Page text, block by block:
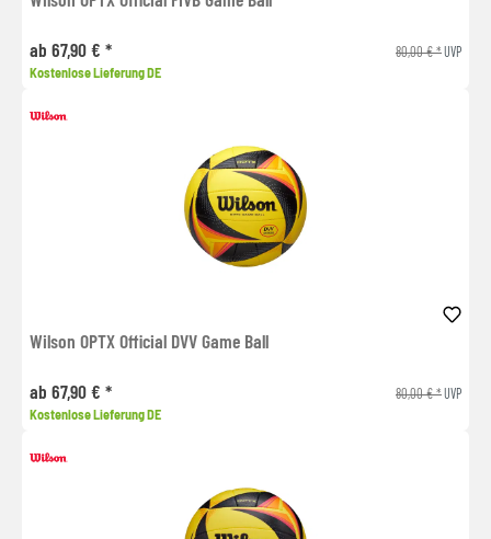
ab 67,90 € * 80,00 € *UVP
Kostenlose Lieferung DE
Wilson OPTX Official DVV Game Ball
ab 67,90 € * 80,00 € *UVP
Kostenlose Lieferung DE